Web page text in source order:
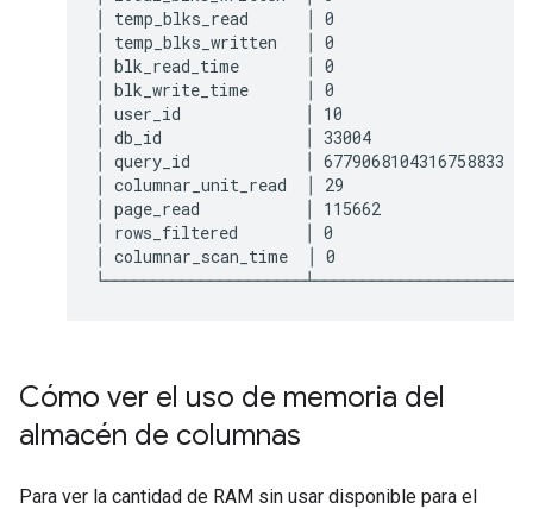
│ temp_blks_read      │ 0
│ temp_blks_written   │ 0
│ blk_read_time       │ 0
│ blk_write_time      │ 0
│ user_id             │ 10
│ db_id               │ 33004
│ query_id            │
│ columnar_unit_read  │ 29
│ page_read           │ 115662
│ rows_filtered       │ 0
│ columnar_scan_time  │ 0
Cómo ver el uso de memoria del
almacén de columnas
Para ver la cantidad de RAM sin usar disponible para el